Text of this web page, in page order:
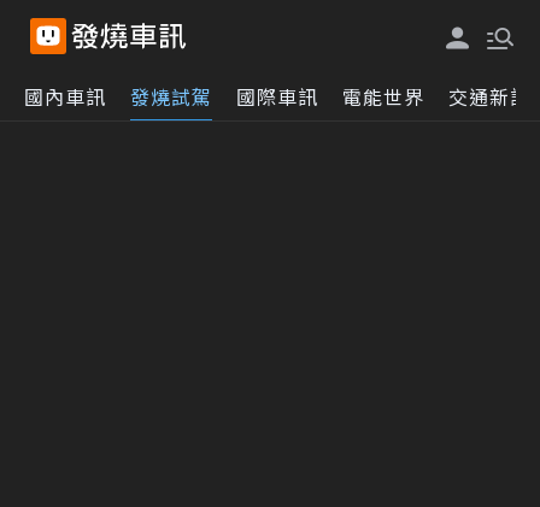
國內車訊 發燒試駕 國際車訊 電能世界 交通新訊